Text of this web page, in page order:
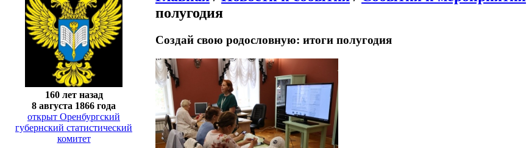
160 лет назад
8 августа 1866 года
открыт Оренбургский
губернский статистический
комитет
полугодия
Создай свою родословную: итоги полугодия